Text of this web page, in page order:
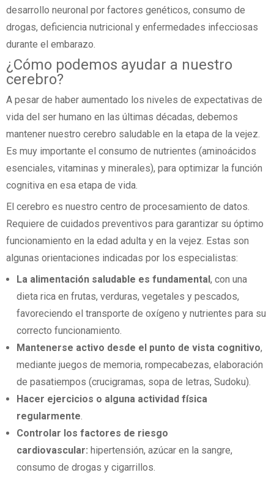
desarrollo neuronal por factores genéticos, consumo de
drogas, deficiencia nutricional y enfermedades infecciosas
durante el embarazo.
¿Cómo podemos ayudar a nuestro
cerebro?
A pesar de haber aumentado los niveles de expectativas de
vida del ser humano en las últimas décadas, debemos
mantener nuestro cerebro saludable en la etapa de la vejez.
Es muy importante el consumo de nutrientes (aminoácidos
esenciales, vitaminas y minerales), para optimizar la función
cognitiva en esa etapa de vida.
El cerebro es nuestro centro de procesamiento de datos.
Requiere de cuidados preventivos para garantizar su óptimo
funcionamiento en la edad adulta y en la vejez. Estas son
algunas orientaciones indicadas por los especialistas:
La alimentación saludable es fundamental, con una
dieta rica en frutas, verduras, vegetales y pescados,
favoreciendo el transporte de oxígeno y nutrientes para su
correcto funcionamiento.
Mantenerse activo desde el punto de vista cognitivo,
mediante juegos de memoria, rompecabezas, elaboración
de pasatiempos (crucigramas, sopa de letras, Sudoku).
Hacer ejercicios o alguna actividad física
regularmente.
Controlar los factores de riesgo
cardiovascular: hipertensión, azúcar en la sangre,
consumo de drogas y cigarrillos.